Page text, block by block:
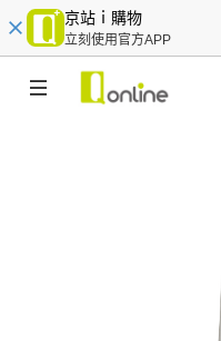
京站ｉ購物
立刻使用官方APP